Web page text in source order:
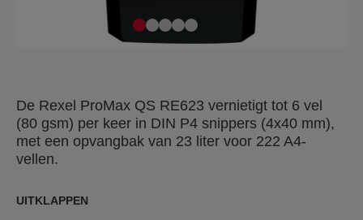
De Rexel ProMax QS RE623 vernietigt tot 6 vel
(80 gsm) per keer in DIN P4 snippers (4x40 mm),
met een opvangbak van 23 liter voor 222 A4-
vellen.
UITKLAPPEN